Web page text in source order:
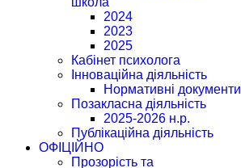
2024
2023
2025
Кабінет психолога
Інноваційна діяльність
Нормативні документи
Позакласна діяльність
2025-2026 н.р.
Публікаційна діяльність
ОФІЦІЙНО
Прозорість та